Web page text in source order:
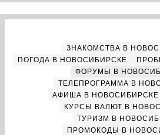
ЗНАКОМСТВА В
ПОГОДА В НОВОСИБИРСКЕ
ФОРУМЫ В
ТЕЛЕПРОГРАММА В
АФИША В НОВОСИБИРСКЕ
КУРСЫ ВАЛЮТ В
ТУРИЗМ В
ПРОМОКОДЫ В